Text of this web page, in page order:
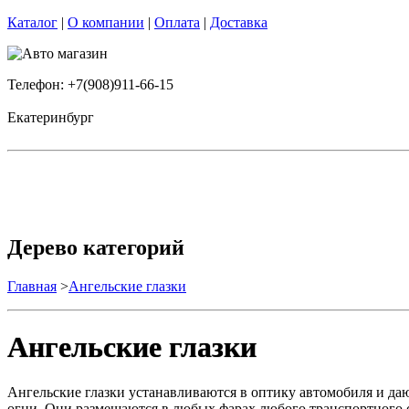
Каталог | О компании | Оплата | Доставка
Телефон: +7(908)911-66-15
Екатеринбург
Дерево категорий
Главная >Ангельские глазки
Ангельские глазки
Ангельские глазки устанавливаются в оптику автомобиля и